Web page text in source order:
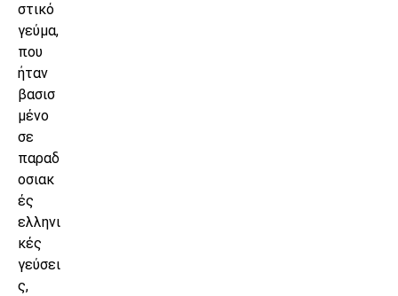
στικό
γεύμα,
που
ήταν
βασισ
μένο
σε
παραδ
οσιακ
ές
ελληνι
κές
γεύσει
ς,